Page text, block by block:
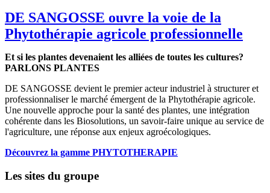
DE SANGOSSE ouvre la voie de la
Phytothérapie agricole professionnelle
Et si les plantes devenaient les alliées de toutes les cultures?
PARLONS PLANTES
DE SANGOSSE devient le premier acteur industriel à structurer et
professionnaliser le marché émergent de la Phytothérapie agricole.
Une nouvelle approche pour la santé des plantes, une intégration
cohérente dans les Biosolutions, un savoir-faire unique au service de
l'agriculture, une réponse aux enjeux agroécologiques.
Découvrez la gamme PHYTOTHERAPIE
Les sites du groupe